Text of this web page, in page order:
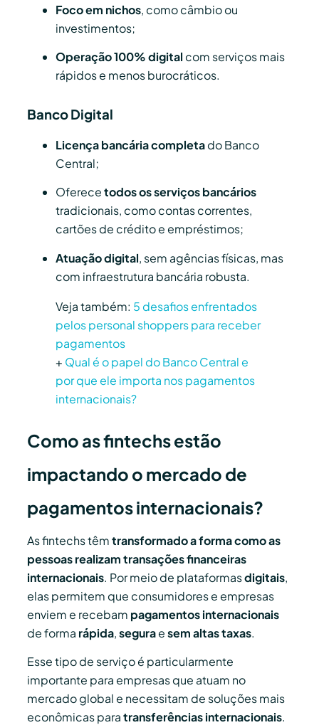
Foco em nichos, como câmbio ou
investimentos;
Operação 100% digital com serviços mais
rápidos e menos burocráticos.
Banco Digital
Licença bancária completado Banco
Central;
Oferecetodos os serviços bancários
tradicionais, como contas correntes,
cartões de crédito e empréstimos;
Atuação digital, sem agências físicas, mas
com infraestrutura bancária robusta.
Veja também: 5 desafios enfrentados
pelos personal shoppers para receber
pagamentos
+ Qual é o papel do Banco Central e
por que ele importa nos pagamentos
internacionais?
Como as fintechs estão
impactando o mercado de
pagamentos internacionais?
As fintechs têmtransformado a forma como as
pessoas realizam transações financeiras
internacionais. Por meio de plataformasdigitais,
elas permitem que consumidores e empresas
enviem e recebam pagamentos internacionais
de forma rápida,seguraesem altas taxas.
Esse tipo de serviço é particularmente
importante para empresas que atuam no
mercado global e necessitam de soluções mais
econômicas paratransferências internacionais.